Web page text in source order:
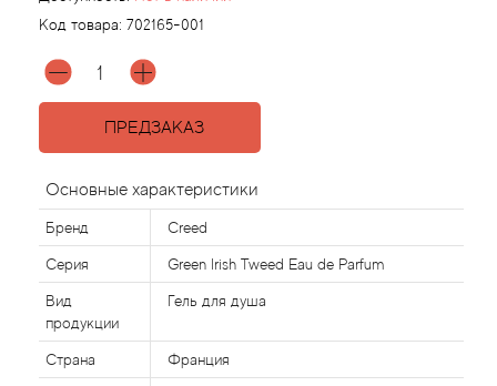
Код товара: 702165-001
ПРЕДЗАКАЗ
Основные характеристики
Бренд Creed
Серия Green Irish Tweed Eau de Parfum
Вид
продукции
Гель для душа
Страна Франция
Agonist
Aigner
Ajmal
Al Haramain
Al Jazeera